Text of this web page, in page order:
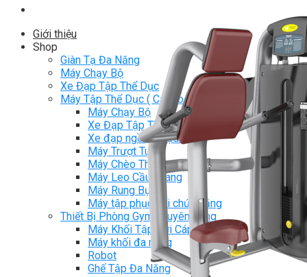
Giới thiệu
Shop
Giàn Tạ Đa Năng
Máy Chạy Bộ
Xe Đạp Tập Thể Dục
Máy Tập Thể Dục ( Cardio )
Máy Chạy Bộ
Xe Đạp Tập Thể Dục
Xe đạp ngồi có tựa lưng
Máy Trượt Tuyết
Máy Chèo Thuyền
Máy Leo Cầu Thang
Máy Rung Bụng
Máy tập phục hồi chức năng
Thiết Bị Phòng Gym chuyên dụng
Máy Khối Tập Với Cáp
Máy khối đa năng
Robot
Ghế Tập Đa Năng